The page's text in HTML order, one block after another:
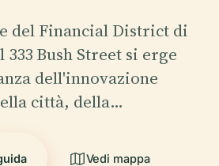
del Financial District di
Bush Street si erge
dell'innovazione
città, della…
Vedi mappa